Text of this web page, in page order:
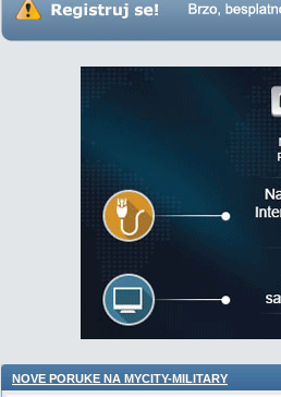
NOVE PORUKE NA MYCITY-MILITARY